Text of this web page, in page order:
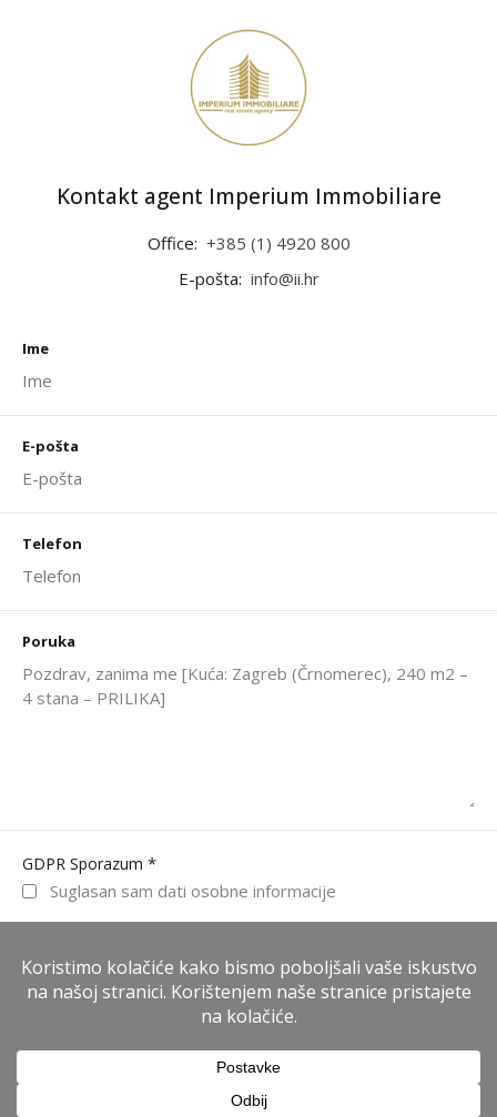
Kontakt agent Imperium Immobiliare
Office: +385 (1) 4920 800
E-pošta: info@ii.hr
Ime
E-pošta
Telefon
Poruka
GDPR Sporazum *
Suglasan sam dati osobne informacije
WhatsApp
Pošalji poruku